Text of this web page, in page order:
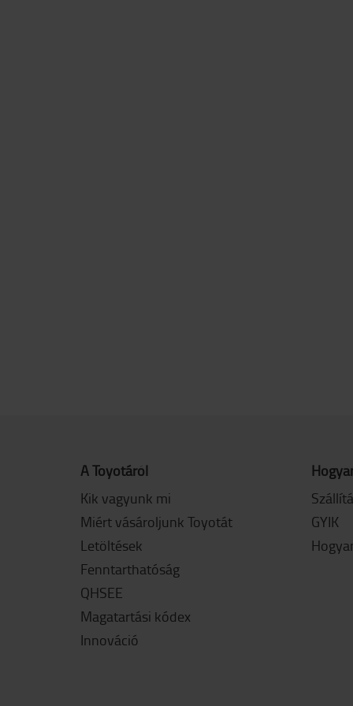
A Toyotáról
Kik vagyunk mi
Miért vásároljunk Toyotát
Letöltések
Fenntarthatóság
QHSEE
Magatartási kódex
Innováció
GYIK